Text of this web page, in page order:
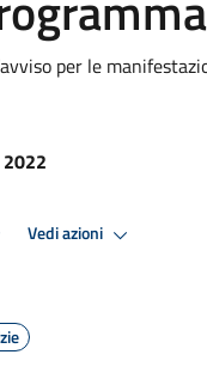
per le
Vedi azioni